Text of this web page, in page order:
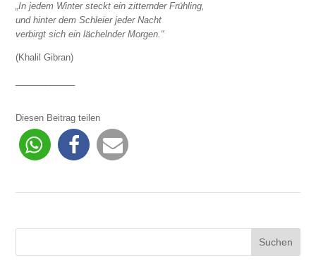
„In jedem Winter steckt ein zitternder Frühling,
und hinter dem Schleier jeder Nacht
verbirgt sich ein lächelnder Morgen.“
(Khalil Gibran)
Diesen Beitrag teilen